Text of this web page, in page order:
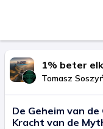
1% beter
Tomasz
De Geheim van
Kracht van de